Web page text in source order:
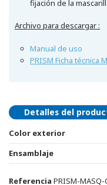
fijación de la
Archivo para descargar :
Manual de uso
PRISM Ficha técnica
Detalles del
Color exterior
Ensamblaje
Referencia PRISM-MASQ-